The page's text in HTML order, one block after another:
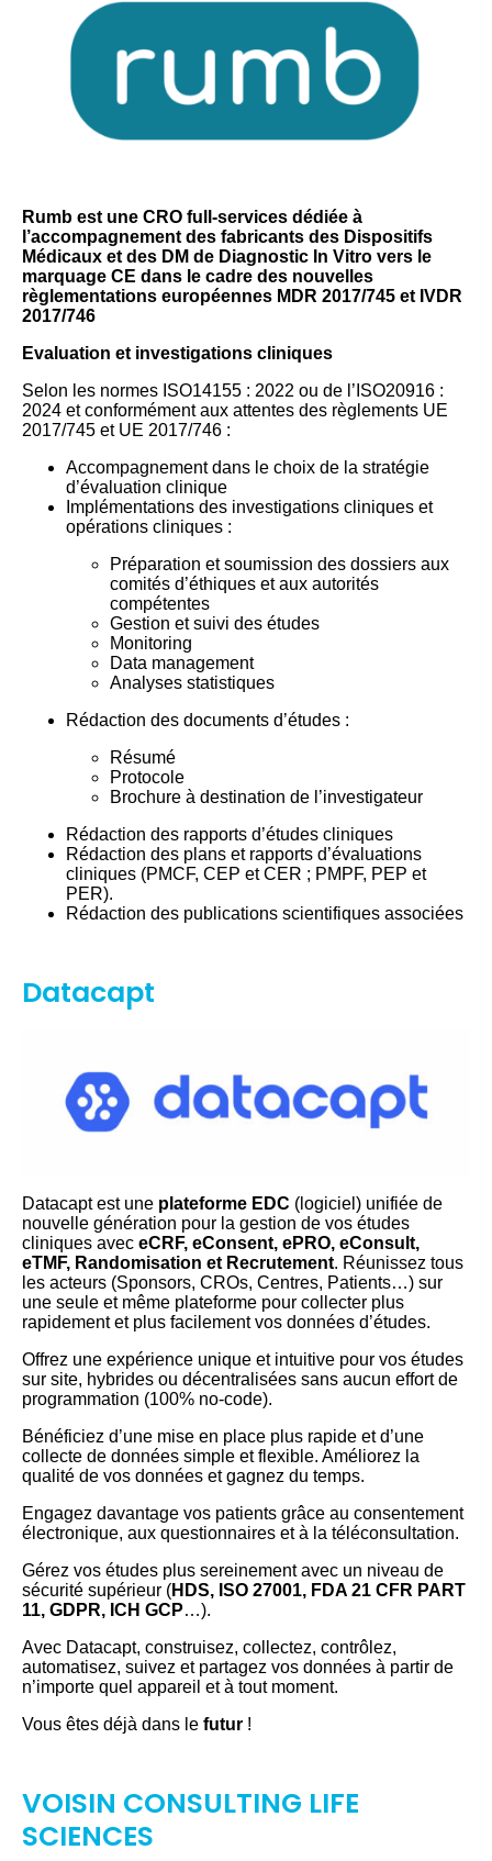
Rumb est une CRO full-services dédiée à
l’accompagnement des fabricants des Dispositifs
Médicaux et des DM de Diagnostic In Vitro vers le
marquage CE dans le cadre des nouvelles
règlementations européennes MDR 2017/745 et IVDR
2017/746
Evaluation et investigations cliniques
Selon les normes ISO14155 : 2022 ou de l’ISO20916 :
2024 et conformément aux attentes des règlements UE
2017/745 et UE 2017/746 :
Accompagnement dans le choix de la stratégie
d’évaluation clinique
Implémentations des investigations cliniques et
opérations cliniques :
Préparation et soumission des dossiers aux
comités d’éthiques et aux autorités
compétentes
Gestion et suivi des études
Monitoring
Data management
Analyses statistiques
Rédaction des documents d’études :
Résumé
Protocole
Brochure à destination de l’investigateur
Rédaction des rapports d’études cliniques
Rédaction des plans et rapports d’évaluations
cliniques (PMCF, CEP et CER ; PMPF, PEP et
PER).
Rédaction des publications scientifiques associées
Datacapt
Datacapt est une plateforme EDC (logiciel) unifiée de
nouvelle génération pour la gestion de vos études
cliniques avec eCRF, eConsent, ePRO, eConsult,
eTMF, Randomisation et Recrutement. Réunissez tous
les acteurs (Sponsors, CROs, Centres, Patients…) sur
une seule et même plateforme pour collecter plus
rapidement et plus facilement vos données d’études.
Offrez une expérience unique et intuitive pour vos études
sur site, hybrides ou décentralisées sans aucun effort de
programmation (100% no-code).
Bénéficiez d’une mise en place plus rapide et d’une
collecte de données simple et flexible. Améliorez la
qualité de vos données et gagnez du temps.
Engagez davantage vos patients grâce au consentement
électronique, aux questionnaires et à la téléconsultation.
Gérez vos études plus sereinement avec un niveau de
sécurité supérieur (HDS, ISO 27001, FDA 21 CFR PART
11, GDPR, ICH GCP…).
Avec Datacapt, construisez, collectez, contrôlez,
automatisez, suivez et partagez vos données à partir de
n’importe quel appareil et à tout moment.
Vous êtes déjà dans le futur !
VOISIN CONSULTING LIFE
SCIENCES